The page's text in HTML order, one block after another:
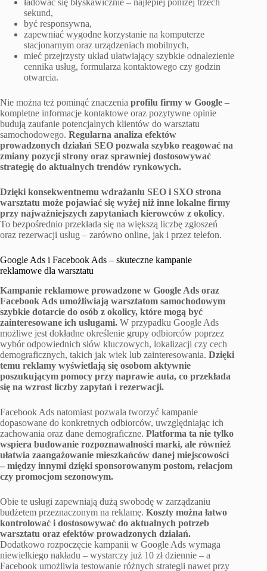
ładować się błyskawicznie – najlepiej poniżej trzech
sekund,
być responsywna,
zapewniać wygodne korzystanie na komputerze
stacjonarnym oraz urządzeniach mobilnych,
mieć przejrzysty układ ułatwiający szybkie odnalezienie
cennika usług, formularza kontaktowego czy godzin
otwarcia.
Nie można też pominąć znaczenia profilu firmy w Google –
kompletne informacje kontaktowe oraz pozytywne opinie
budują zaufanie potencjalnych klientów do warsztatu
samochodowego. Regularna analiza efektów
prowadzonych działań SEO pozwala szybko reagować na
zmiany pozycji strony oraz sprawniej dostosowywać
strategię do aktualnych trendów rynkowych.
Dzięki konsekwentnemu wdrażaniu SEO i SXO strona
warsztatu może pojawiać się wyżej niż inne lokalne firmy
przy najważniejszych zapytaniach kierowców z okolicy.
To bezpośrednio przekłada się na większą liczbę zgłoszeń
oraz rezerwacji usług – zarówno online, jak i przez telefon.
Google Ads i Facebook Ads – skuteczne kampanie
reklamowe dla warsztatu
Kampanie reklamowe prowadzone w Google Ads oraz
Facebook Ads umożliwiają warsztatom samochodowym
szybkie dotarcie do osób z okolicy, które mogą być
zainteresowane ich usługami. W przypadku Google Ads
możliwe jest dokładne określenie grupy odbiorców poprzez
wybór odpowiednich słów kluczowych, lokalizacji czy cech
demograficznych, takich jak wiek lub zainteresowania. Dzięki
temu reklamy wyświetlają się osobom aktywnie
poszukującym pomocy przy naprawie auta, co przekłada
się na wzrost liczby zapytań i rezerwacji.
Facebook Ads natomiast pozwala tworzyć kampanie
dopasowane do konkretnych odbiorców, uwzględniając ich
zachowania oraz dane demograficzne. Platforma ta nie tylko
wspiera budowanie rozpoznawalności marki, ale również
ułatwia zaangażowanie mieszkańców danej miejscowości
– między innymi dzięki sponsorowanym postom, relacjom
czy promocjom sezonowym.
Obie te usługi zapewniają dużą swobodę w zarządzaniu
budżetem przeznaczonym na reklamę. Koszty można łatwo
kontrolować i dostosowywać do aktualnych potrzeb
warsztatu oraz efektów prowadzonych działań.
Dodatkowo rozpoczęcie kampanii w Google Ads wymaga
niewielkiego nakładu – wystarczy już 10 zł dziennie – a
Facebook umożliwia testowanie różnych strategii nawet przy